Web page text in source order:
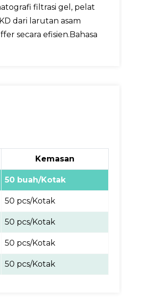
filtrasi gel, pelat
dari larutan asam
secara efisien.Bahasa
Kemasan
50 buah/Kotak
50 pcs/Kotak
50 pcs/Kotak
50 pcs/Kotak
50 pcs/Kotak